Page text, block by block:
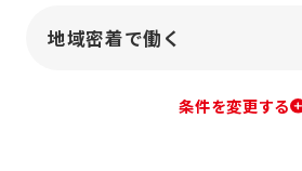
地域密着で働く
条件を変更する